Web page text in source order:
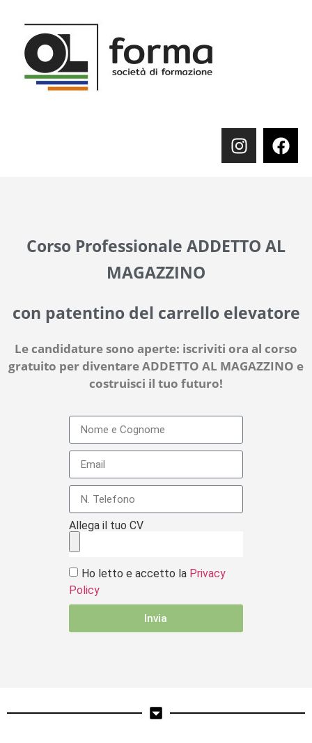
Corso Professionale ADDETTO AL
MAGAZZINO
con patentino del carrello elevatore
Le candidature sono aperte: iscriviti ora al corso
gratuito per diventare ADDETTO AL MAGAZZINO e
costruisci il tuo futuro!
Allega il tuo CV
Ho letto e accetto la Privacy
Policy
Invia